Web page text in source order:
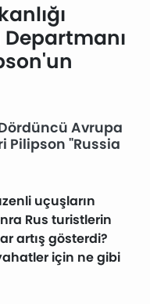
Dördüncü Avrupa
Pilipson "Russia
uçuşların
Rus turistlerin
artış gösterdi?
için ne gibi